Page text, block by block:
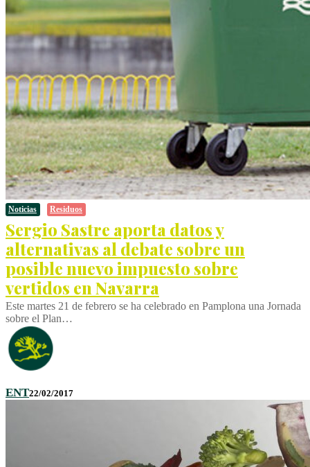
Noticias Residuos
Sergio Sastre aporta datos y
alternativas al debate sobre un
posible nuevo impuesto sobre
vertidos en Navarra
Este martes 21 de febrero se ha celebrado en Pamplona una Jornada
sobre el Plan…
ENT22/02/2017